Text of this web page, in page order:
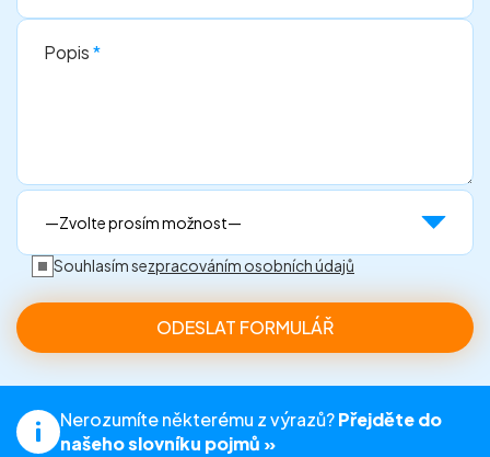
Popis*
Souhlasím sezpracováním osobních údajů
Nerozumíte některému z výrazů?Přejděte do
našeho slovníku pojmů »